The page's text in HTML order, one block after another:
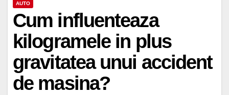
AUTO
Cum influenteaza
kilogramele in plus
gravitatea unui accident
de masina?